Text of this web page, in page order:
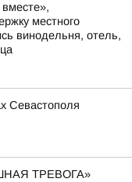
местного
винодельня, отель,
Севастополя
ТРЕВОГА»